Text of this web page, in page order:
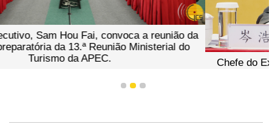
a reunião da
do
Chefe do Executivo, Sam Hou Fai,
1 2 3